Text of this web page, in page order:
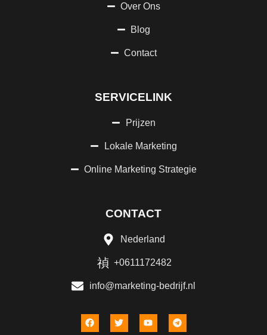
Over Ons
Blog
Contact
SERVICELINK
Prijzen
Lokale Marketing
Online Marketing Strategie
CONTACT
Nederland
+0611172482
info@marketing-bedrijf.nl